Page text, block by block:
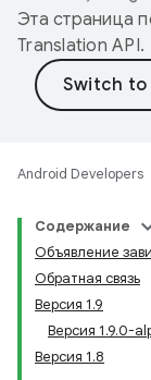
Эта страница
Translation API.
Android Developers
Содержание
Объявление
Обратная связь
Версия 1.9
Версия 1.9.0-
Версия 1.8